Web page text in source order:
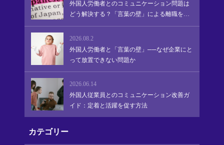
外国人労働者とのコミュニケーション問題は
どう解決する？「言葉の壁」による離職を防
ぎ、定着・活躍を促す実践的アプローチ
2026.08.2
外国人労働者と「言葉の壁」──なぜ企業にと
って放置できない問題か
2026.06.14
外国人従業員とのコミュニケーション改善ガ
イド：定着と活躍を促す方法
カテゴリー